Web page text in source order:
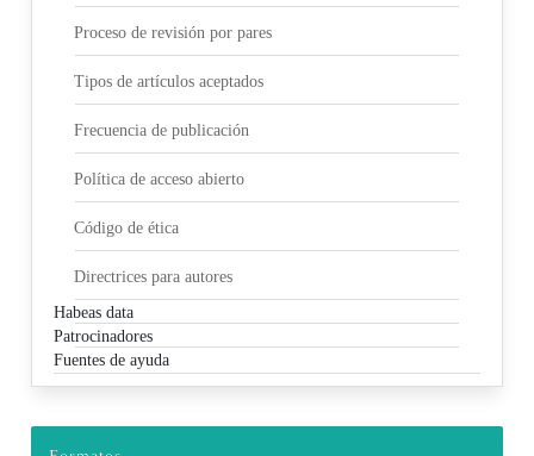
Proceso de revisión por pares
Tipos de artículos aceptados
Frecuencia de publicación
Política de acceso abierto
Código de ética
Directrices para autores
Habeas data
Patrocinadores
Fuentes de ayuda